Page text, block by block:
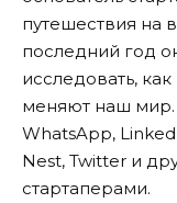
путешествия на
последний год
исследовать,
меняют наш мир.
WhatsApp,
Nest, Twitter и
стартаперами.